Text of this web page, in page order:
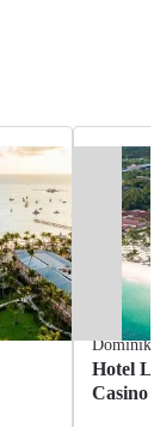
Hotel
Casino